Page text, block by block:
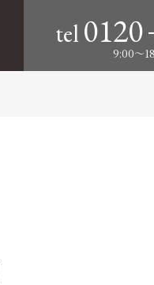
tel0120
9:00～